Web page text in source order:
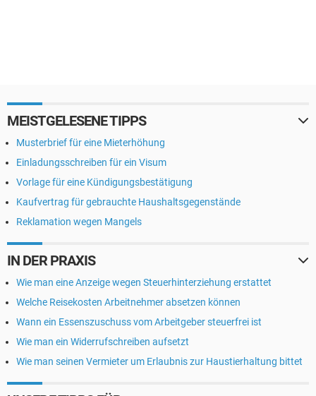
MEISTGELESENE TIPPS
Musterbrief für eine Mieterhöhung
Einladungsschreiben für ein Visum
Vorlage für eine Kündigungsbestätigung
Kaufvertrag für gebrauchte Haushaltsgegenstände
Reklamation wegen Mangels
IN DER PRAXIS
Wie man eine Anzeige wegen Steuerhinterziehung erstattet
Welche Reisekosten Arbeitnehmer absetzen können
Wann ein Essenszuschuss vom Arbeitgeber steuerfrei ist
Wie man ein Widerrufschreiben aufsetzt
Wie man seinen Vermieter um Erlaubnis zur Haustierhaltung bittet